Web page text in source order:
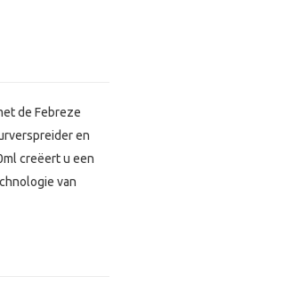
de Febreze
en
creëert u een
van